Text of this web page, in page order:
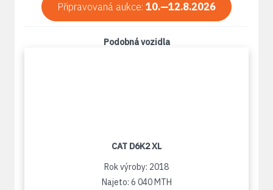
Připravovaná aukce: 10.—12.8.2026
Podobná vozidla
CAT D6K2 XL
Rok výroby: 2018
Najeto: 6 040 MTH